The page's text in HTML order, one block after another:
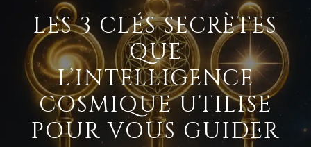
LES 3 CLÉS SECRÈTES
QUE
L’INTELLIGENCE
COSMIQUE UTILISE
POUR VOUS GUIDER